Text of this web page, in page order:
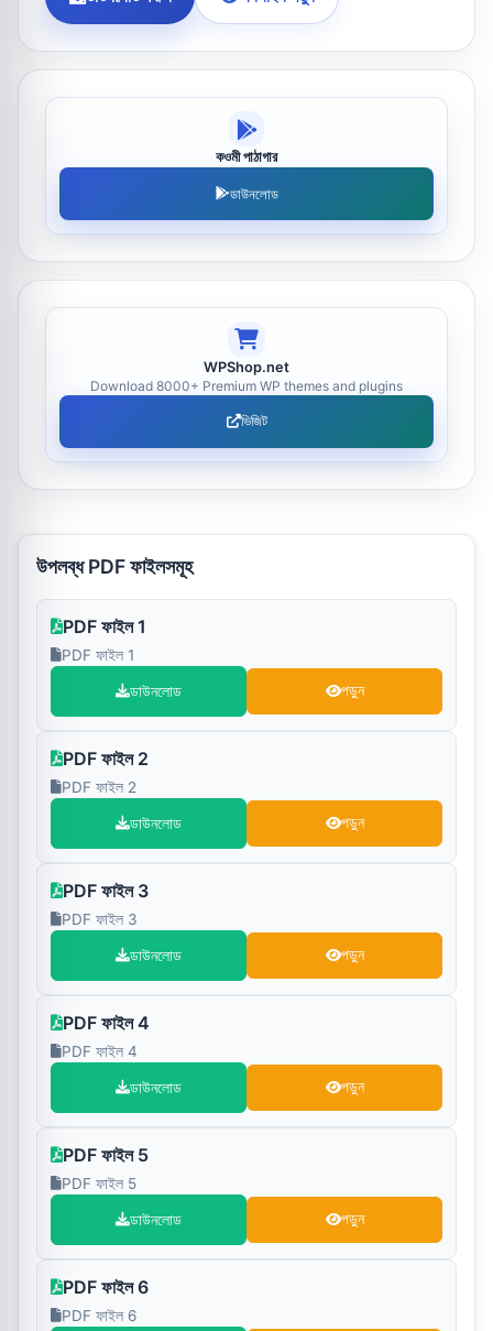
কওমী পাঠাগার
ডাউনলোড
WPShop.net
Download 8000+ Premium WP themes and plugins
ভিজিট
উপলব্ধ PDF ফাইলসমূহ
PDF ফাইল 1
PDF ফাইল 1
ডাউনলোড পড়ুন
PDF ফাইল 2
PDF ফাইল 2
ডাউনলোড পড়ুন
PDF ফাইল 3
PDF ফাইল 3
ডাউনলোড পড়ুন
PDF ফাইল 4
PDF ফাইল 4
ডাউনলোড পড়ুন
PDF ফাইল 5
PDF ফাইল 5
ডাউনলোড পড়ুন
PDF ফাইল 6
PDF ফাইল 6